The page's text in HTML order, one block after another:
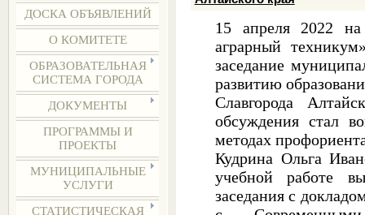
ДОСКА ОБЪЯВЛЕНИЙ
О КОМИТЕТЕ
ОБРАЗОВАТЕЛЬНАЯ
СИСТЕМА ГОРОДА
ДОКУМЕНТЫ
ПРОГРАММЫ И
ПРОЕКТЫ
МУНИЦИПАЛЬНЫЕ
УСЛУГИ
СТАТИСТИЧЕСКАЯ
15 апреля 2022
аграрный
заседание
развитию
Славгорода
обсуждения стал
методах
Кудрина Ольга
учебной работе
заседания с